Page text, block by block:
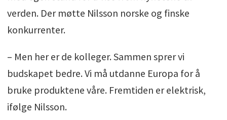
verden. Der møtte Nilsson norske og finske
konkurrenter.
– Men her er de kolleger. Sammen sprer vi
budskapet bedre. Vi må utdanne Europa for å
bruke produktene våre. Fremtiden er elektrisk,
ifølge Nilsson.